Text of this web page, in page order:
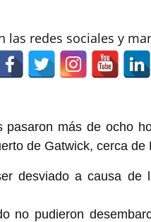
las redes sociales y
pasaron más de ocho
de Gatwick, cerca de
desviado a causa de
no pudieron